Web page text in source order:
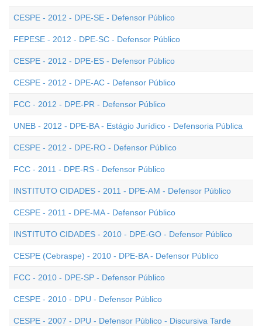
CESPE - 2012 - DPE-SE - Defensor Público
FEPESE - 2012 - DPE-SC - Defensor Público
CESPE - 2012 - DPE-ES - Defensor Público
CESPE - 2012 - DPE-AC - Defensor Público
FCC - 2012 - DPE-PR - Defensor Público
UNEB - 2012 - DPE-BA - Estágio Jurídico - Defensoria Pública
CESPE - 2012 - DPE-RO - Defensor Público
FCC - 2011 - DPE-RS - Defensor Público
INSTITUTO CIDADES - 2011 - DPE-AM - Defensor Público
CESPE - 2011 - DPE-MA - Defensor Público
INSTITUTO CIDADES - 2010 - DPE-GO - Defensor Público
CESPE (Cebraspe) - 2010 - DPE-BA - Defensor Público
FCC - 2010 - DPE-SP - Defensor Público
CESPE - 2010 - DPU - Defensor Público
CESPE - 2007 - DPU - Defensor Público - Discursiva Tarde